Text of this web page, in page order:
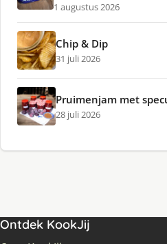
1 augustus 2026
Chip & Dip
31 juli 2026
Pruimenjam met
28 juli 2026
Ontdek KookJij